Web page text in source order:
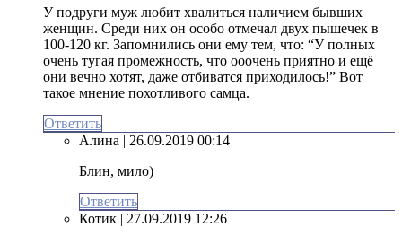
У подруги муж любит хвалиться наличием бывших
женщин. Среди них он особо отмечал двух пышечек в
100-120 кг. Запомнились они ему тем, что: “У полных
очень тугая промежность, что ооочень приятно и ещё
они вечно хотят, даже отбиватся приходилось!” Вот
такое мнение похотливого самца.
Ответить
Алина | 26.09.2019 00:14
Блин, мило)
Ответить
Котик | 27.09.2019 12:26